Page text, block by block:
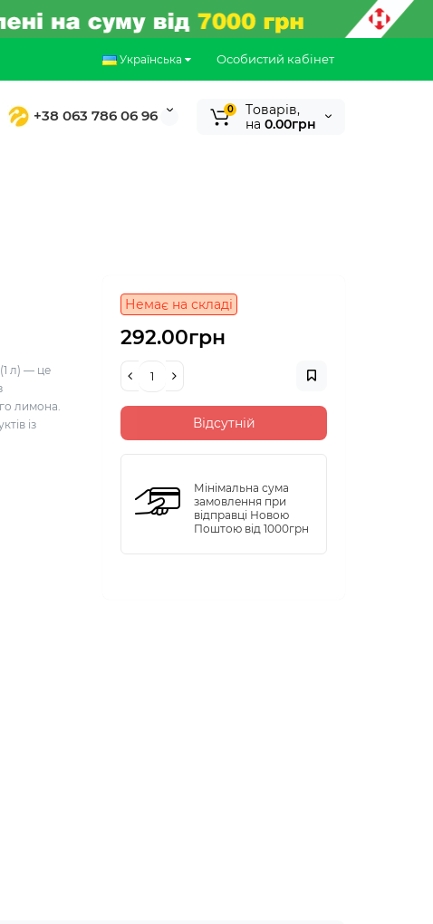
Особистий кабінет
Українська
+38 063 786 06 96 0
Tоварів,
на 0.00грн
л) — це
лимона.
із
Немає на складі
292.00грн
Відсутній
Мінімальна сума
замовлення при
відправці Новою
Поштою від 1000грн